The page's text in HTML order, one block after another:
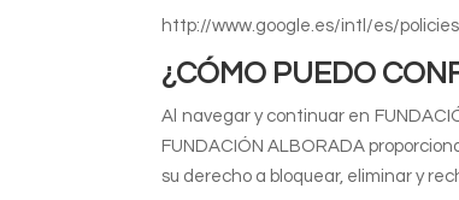
http://www.google.es/intl/es/
¿CÓMO PUEDO
Al navegar y continuar en
FUNDACIÓN ALBORADA
su derecho a bloquear, eliminar y